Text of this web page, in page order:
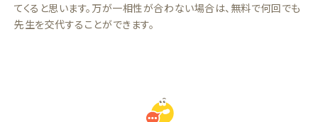
てくると思います。万が一相性が合わない場合は、無料で何回でも
先生を交代することができます。